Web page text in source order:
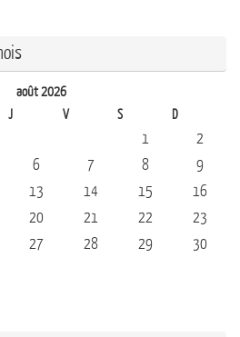
août 2026
J V S D
1
2
6 7 8
9
13 14 15
16
20 21 22
23
27 28 29
30